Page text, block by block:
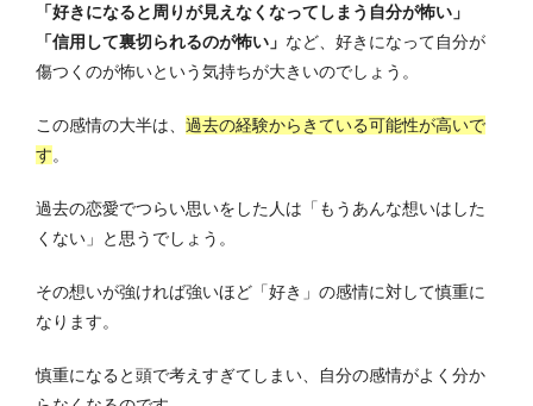
「好きになると周りが見えなくなってしまう自分が怖い」
「信用して裏切られるのが怖い」 など、好きになって自分が
傷つくのが怖いという気持ちが大きいのでしょう。
この感情の大半は、 過去の経験からきている可能性が高いで
す。
過去の恋愛でつらい思いをした人は「もうあんな想いはした
くない」と思うでしょう。
その想いが強ければ強いほど「好き」の感情に対して慎重に
なります。
慎重になると頭で考えすぎてしまい、自分の感情がよく分か